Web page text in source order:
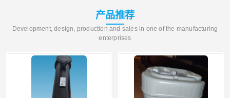
产品推荐
Development, design, production and sales in one of the manufacturing
enterprises